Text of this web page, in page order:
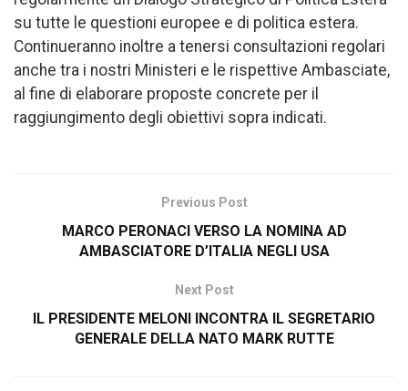
su tutte le questioni europee e di politica estera.
Continueranno inoltre a tenersi consultazioni regolari
anche tra i nostri Ministeri e le rispettive Ambasciate,
al fine di elaborare proposte concrete per il
raggiungimento degli obiettivi sopra indicati.
Previous Post
MARCO PERONACI VERSO LA NOMINA AD
AMBASCIATORE D’ITALIA NEGLI USA
Next Post
IL PRESIDENTE MELONI INCONTRA IL SEGRETARIO
GENERALE DELLA NATO MARK RUTTE